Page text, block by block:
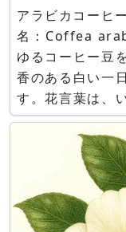
アラビカコー
名：Coffea
ゆるコーヒー豆
香のある白い一
す。花言葉は、
係しているかな